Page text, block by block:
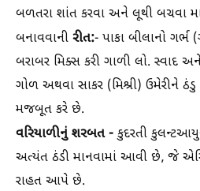
બળતરા શાંત કરવા અને લૂથી બચવા
બનાવવાની રીત:- પાકા બીલાનો ગર્ભ
બરાબર મિક્સ કરી ગાળી લો. સ્વાદ
ગોળ અથવા સાકર (મિશ્રી) ઉમેરીને
મજબૂત કરે છે.
વરિયાળીનું શરબત -કુદરતી
અત્યંત ઠંડી માનવામાં આવી છે, જે
રાહત આપે છે.